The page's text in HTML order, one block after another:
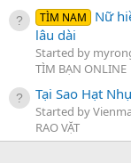
TÌM NAM
Nữ
lâu dài
Started by
TÌM BẠN ONLINE
Tại Sao Hạt
Started by
RAO VẶT